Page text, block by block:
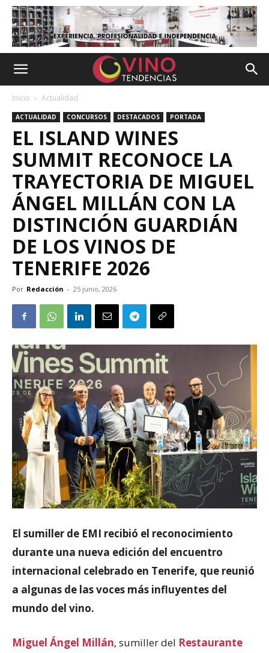
Inicio Actualidad
ACTUALIDAD CONCURSOS DESTACADOS PORTADA
EL ISLAND WINES
SUMMIT RECONOCE LA
TRAYECTORIA DE MIGUEL
ÁNGEL MILLÁN CON LA
DISTINCIÓN GUARDIÁN
DE LOS VINOS DE
TENERIFE 2026
Por Redacción - 25 junio, 2026
El sumiller de EMI recibió el reconocimiento
durante una nueva edición del encuentro
internacional celebrado en Tenerife, que reunió
a algunas de las voces más influyentes del
mundo del vino.
Miguel Ángel Millán, sumiller del Restaurante